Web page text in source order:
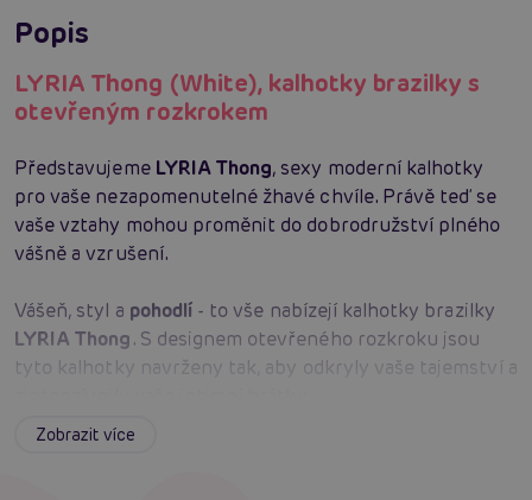
Popis
LYRIA Thong (White), kalhotky brazilky s
otevřeným rozkrokem
Představujeme LYRIA Thong, sexy moderní kalhotky
pro vaše nezapomenutelné žhavé chvíle. Právě teď se
vaše vztahy mohou proměnit do dobrodružství plného
vášně a vzrušení.
Vášeň, styl a pohodlí - to vše nabízejí kalhotky brazilky
LYRIA Thong. S designem otevřeného rozkroku jsou
tyto kalhotky navrženy tak, aby odkryly vaše tajemství a
Zobrazit více